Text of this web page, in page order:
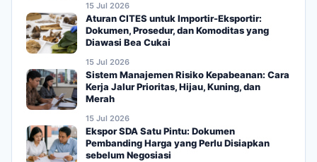
15 Jul 2026
Aturan CITES untuk Importir-Eksportir:
Dokumen, Prosedur, dan Komoditas yang
Diawasi Bea Cukai
15 Jul 2026
Sistem Manajemen Risiko Kepabeanan: Cara
Kerja Jalur Prioritas, Hijau, Kuning, dan
Merah
15 Jul 2026
Ekspor SDA Satu Pintu: Dokumen
Pembanding Harga yang Perlu Disiapkan
sebelum Negosiasi